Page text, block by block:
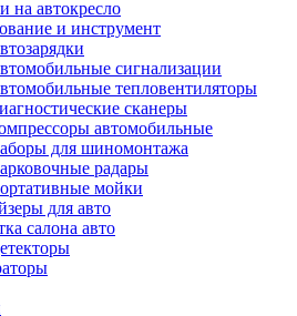
на автокресло
и инструмент
сигнализации
тепловентиляторы
сканеры
автомобильные
для шиномонтажа
радары
мойки
для авто
салона авто